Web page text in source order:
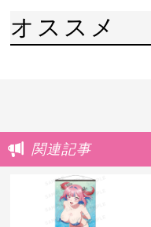
オススメ
関連記事